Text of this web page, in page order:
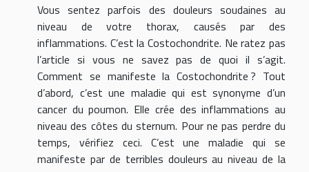
Vous sentez parfois des douleurs soudaines au
niveau de votre thorax, causés par des
inflammations. C’est la Costochondrite. Ne ratez pas
l’article si vous ne savez pas de quoi il s’agit.
Comment se manifeste la Costochondrite ? Tout
d’abord, c’est une maladie qui est synonyme d’un
cancer du poumon. Elle crée des inflammations au
niveau des côtes du sternum. Pour ne pas perdre du
temps, vérifiez ceci. C’est une maladie qui se
manifeste par de terribles douleurs au niveau de la